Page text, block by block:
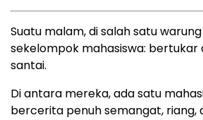
Suatu malam, di salah satu
sekelompok mahasiswa:
santai.
Di antara mereka, ada satu
bercerita penuh semangat, riang,